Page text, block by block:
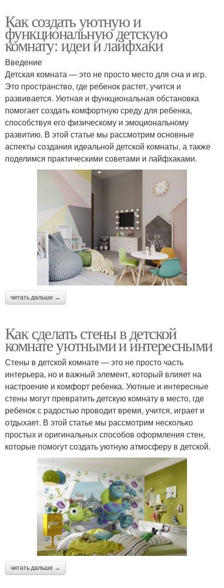
Как создать уютную и
функциональную детскую
комнату: идеи и лайфхаки
Введение
Детская комната — это не просто место для сна и игр.
Это пространство, где ребенок растет, учится и
развивается. Уютная и функциональная обстановка
помогает создать комфортную среду для ребенка,
способствуя его физическому и эмоциональному
развитию. В этой статье мы рассмотрим основные
аспекты создания идеальной детской комнаты, а также
поделимся практическими советами и лайфхаками.
читать дальше →
Как сделать стены в детской
комнате уютными и интересными
Стены в детской комнате — это не просто часть
интерьера, но и важный элемент, который влияет на
настроение и комфорт ребенка. Уютные и интересные
стены могут превратить детскую комнату в место, где
ребенок с радостью проводит время, учится, играет и
отдыхает. В этой статье мы рассмотрим несколько
простых и оригинальных способов оформления стен,
которые помогут создать уютную атмосферу в детской.
читать дальше →